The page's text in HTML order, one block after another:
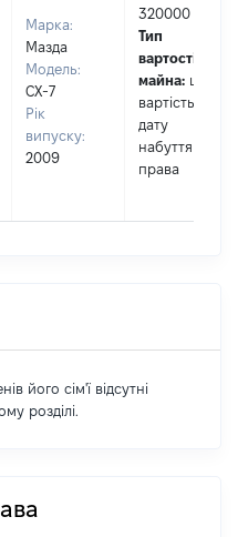
Марка:
Мазда
Модель:
СХ-7
Рік
випуску:
2009
320000
Тип
вартості
майна: це
вартість на
дату
набуття
права
його сім'ї відсутні
розділі.